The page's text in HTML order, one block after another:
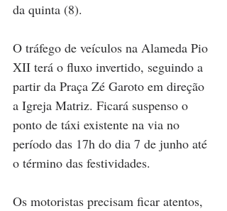
da quinta (8).
O tráfego de veículos na Alameda Pio
XII terá o fluxo invertido, seguindo a
partir da Praça Zé Garoto em direção
a Igreja Matriz. Ficará suspenso o
ponto de táxi existente na via no
período das 17h do dia 7 de junho até
o término das festividades.
Os motoristas precisam ficar atentos,